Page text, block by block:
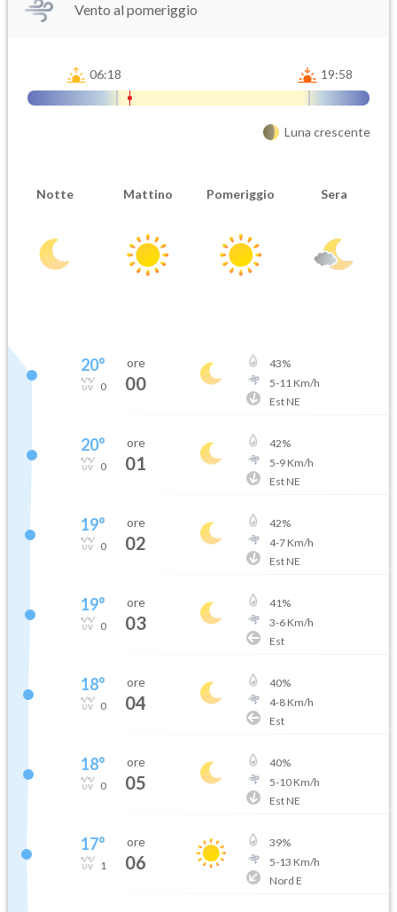
Vento al pomeriggio
06:18 19:58
Luna crescente
Notte Mattino Pomeriggio Sera
20°
0
ore
00
43%
5-11 Km/h
Est NE
20°
0
ore
01
42%
5-9Km/h
Est NE
19°
0
ore
02
42%
4-7Km/h
Est NE
19°
0
ore
03
41%
3-6Km/h
Est
18°
0
ore
04
40%
4-8Km/h
Est
18°
0
ore
05
40%
5-10Km/h
Est NE
17°
1
ore
06
39%
5-13 Km/h
Nord E